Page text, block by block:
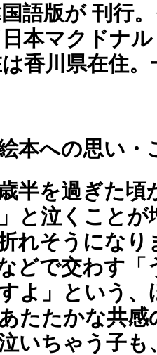
語版が 刊行
本マクドナ
香川県在住
本への思い・
半を過ぎた
と泣くこと
れそうにな
どで交わす
よ」という
たたかな共
いちゃう子